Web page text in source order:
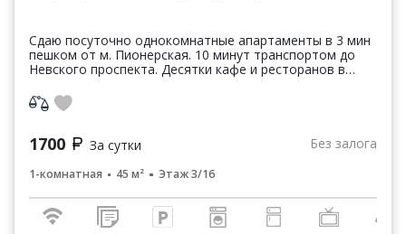
Сдаю посуточно однокомнатные апартаменты в 3 мин
пешком от м. Пионерская. 10 минут транспортом до
Невского проспекта. Десятки кафе и ресторанов в
1700 За сутки Без залога
1-комнатная 45 м² Этаж 3/16